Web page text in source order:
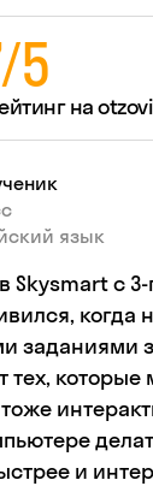
5
на
язык
Skysmart с
когда
заданиями
тех,
и